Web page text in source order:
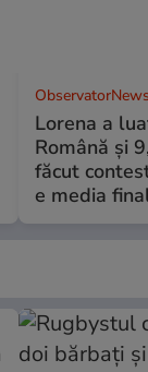
Lorena a
Română şi
făcut
e media